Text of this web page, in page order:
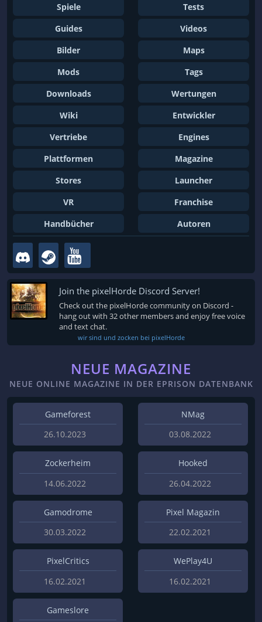
Spiele
Tests
Guides
Videos
Bilder
Maps
Mods
Tags
Downloads
Wertungen
Wiki
Entwickler
Vertriebe
Engines
Plattformen
Magazine
Stores
Launcher
VR
Franchise
Handbücher
Autoren
Join the pixelHorde Discord Server!
Check out the pixelHorde community on Discord -
hang out with 32 other members and enjoy free voice
and text chat.
wir sind und zocken bei pixelHorde
NEUE MAGAZINE
NEUE ONLINE MAGAZINE IN DER EPRISON DATENBANK
Gameforest
26.10.2023
NMag
03.08.2022
Zockerheim
14.06.2022
Hooked
26.04.2022
Gamodrome
30.03.2022
Pixel Magazin
22.02.2021
PixelCritics
16.02.2021
WePlay4U
16.02.2021
Gameslore